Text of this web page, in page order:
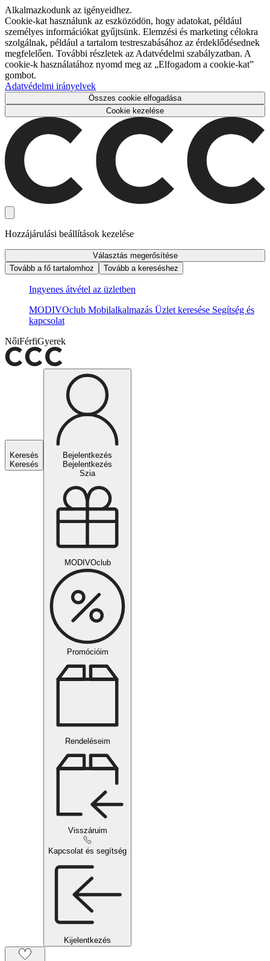
Alkalmazkodunk az igényeidhez.
Cookie-kat használunk az eszközödön, hogy adatokat, például
személyes információkat gyűjtsünk. Elemzési és marketing célokra
szolgálnak, például a tartalom testreszabásához az érdeklődésednek
megfelelően. További részletek az Adatvédelmi szabályzatban. A
cookie-k használatához nyomd meg az „Elfogadom a cookie-kat”
gombot.
Adatvédelmi irányelvek
Összes cookie elfogadása
Cookie kezelése
Hozzájárulási beállítások kezelése
Választás megerősítése
Tovább a fő tartalomhoz
Tovább a kereséshez
Ingyenes átvétel az üzletben
MODIVOclub Mobilalkalmazás Üzlet keresése Segítség és
kapcsolat
NőiFérfiGyerek
Keresés
Keresés
Bejelentkezés
Bejelentkezés
Szia
MODIVOclub
Promócióim
Rendeléseim
Visszáruim
Kapcsolat és segítség
Kijelentkezés